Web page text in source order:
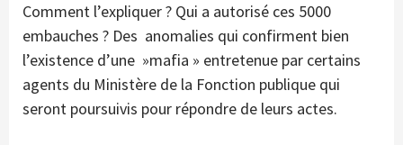
Comment l’expliquer ? Qui a autorisé ces 5000
embauches ? Des anomalies qui confirment bien
l’existence d’une »mafia » entretenue par certains
agents du Ministère de la Fonction publique qui
seront poursuivis pour répondre de leurs actes.